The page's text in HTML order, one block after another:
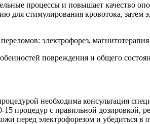
процессы и повышает качество
для стимулирования кровотока,
повреждения и общего
необходима консультация
процедур с правильной дозировкой,
перед электрофорезом и убедиться в